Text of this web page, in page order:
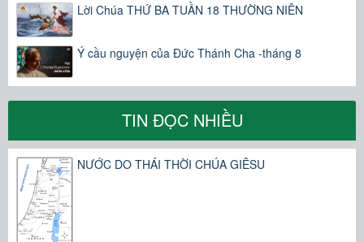
Lời Chúa THỨ BA TUẦN 18 THƯỜNG NIÊN
Ý cầu nguyện của Đức Thánh Cha -tháng 8
TIN ĐỌC NHIỀU
NƯỚC DO THÁI THỜI CHÚA GIÊSU